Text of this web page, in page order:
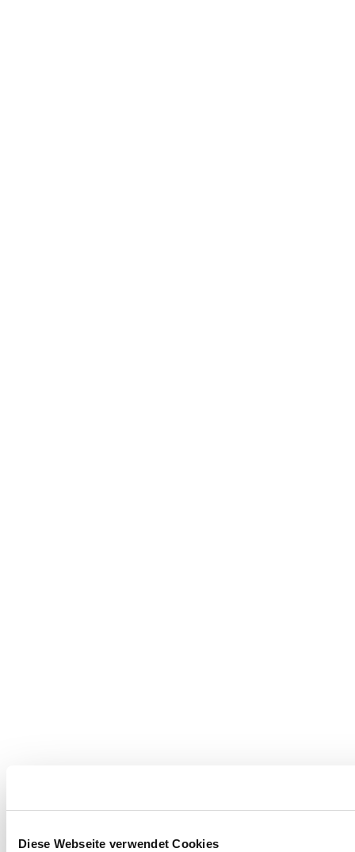
Diese Webseite verwendet Cookies